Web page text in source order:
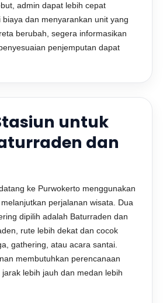
admin dapat lebih cepat
dan menyarankan unit yang
berubah, segera informasikan
penjemputan dapat
untuk
dan
ke Purwokerto menggunakan
perjalanan wisata. Dua
dipilih adalah Baturraden dan
rute lebih dekat dan cocok
gathering, atau acara santai.
membutuhkan perencanaan
lebih jauh dan medan lebih